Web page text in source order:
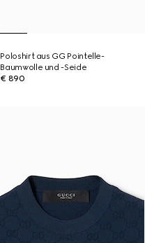
Poloshirt aus GG Pointelle-
Baumwolle und -Seide
€ 890